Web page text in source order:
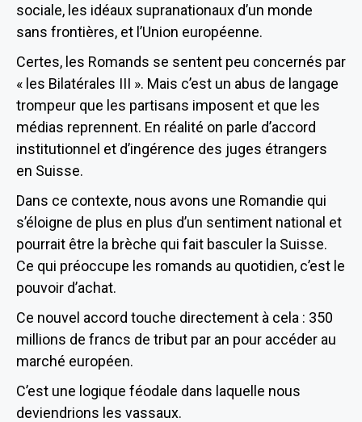
sociale, les idéaux supranationaux d’un monde
sans frontières, et l’Union européenne.
Certes, les Romands se sentent peu concernés par
« les Bilatérales III ». Mais c’est un abus de langage
trompeur que les partisans imposent et que les
médias reprennent. En réalité on parle d’accord
institutionnel et d’ingérence des juges étrangers
en Suisse.
Dans ce contexte, nous avons une Romandie qui
s’éloigne de plus en plus d’un sentiment national et
pourrait être la brèche qui fait basculer la Suisse.
Ce qui préoccupe les romands au quotidien, c’est le
pouvoir d’achat.
Ce nouvel accord touche directement à cela : 350
millions de francs de tribut par an pour accéder au
marché européen.
C’est une logique féodale dans laquelle nous
deviendrions les vassaux.